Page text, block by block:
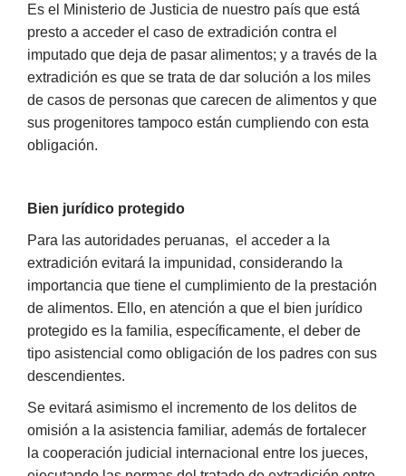
Es el Ministerio de Justicia de nuestro país que está
presto a acceder el caso de extradición contra el
imputado que deja de pasar alimentos; y a través de la
extradición es que se trata de dar solución a los miles
de casos de personas que carecen de alimentos y que
sus progenitores tampoco están cumpliendo con esta
obligación.
Bien jurídico protegido
Para las autoridades peruanas, el acceder a la
extradición evitará la impunidad, considerando la
importancia que tiene el cumplimiento de la prestación
de alimentos. Ello, en atención a que el bien jurídico
protegido es la familia, específicamente, el deber de
tipo asistencial como obligación de los padres con sus
descendientes.
Se evitará asimismo el incremento de los delitos de
omisión a la asistencia familiar, además de fortalecer
la cooperación judicial internacional entre los jueces,